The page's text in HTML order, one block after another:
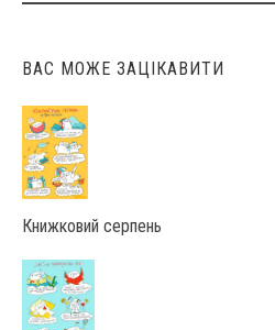
ВАС МОЖЕ ЗАЦІКАВИТИ
Книжковий серпень